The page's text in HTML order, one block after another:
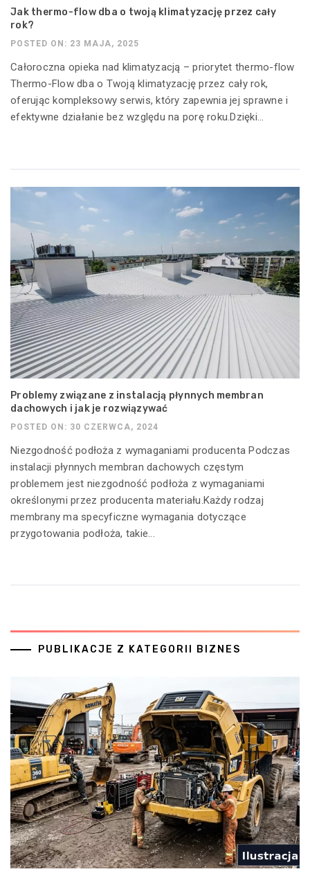
Jak thermo-flow dba o twoją klimatyzację przez cały
rok?
POSTED ON: 23 MAJA, 2025
Całoroczna opieka nad klimatyzacją – priorytet thermo-flow
Thermo-Flow dba o Twoją klimatyzację przez cały rok,
oferując kompleksowy serwis, który zapewnia jej sprawne i
efektywne działanie bez względu na porę roku.Dzięki...
Problemy związane z instalacją płynnych membran
dachowych i jak je rozwiązywać
POSTED ON: 30 CZERWCA, 2024
Niezgodność podłoża z wymaganiami producenta Podczas
instalacji płynnych membran dachowych częstym
problemem jest niezgodność podłoża z wymaganiami
określonymi przez producenta materiału.Każdy rodzaj
membrany ma specyficzne wymagania dotyczące
przygotowania podłoża, takie...
PUBLIKACJE Z KATEGORII BIZNES